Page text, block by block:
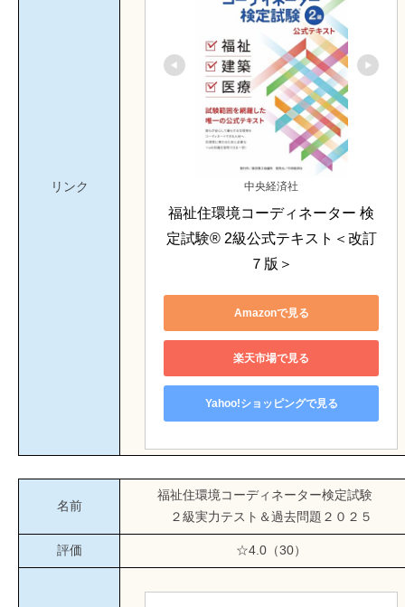
リンク 中央経済社
福祉住環境コーディネーター 検
定試験® 2級公式テキスト＜改訂
７版＞
Amazonで見る
楽天市場で見る
Yahoo!ショッピングで見る
名前
福祉住環境コーディネーター検定試験
２級実力テスト＆過去問題２０２５
評価 ☆4.0（30）